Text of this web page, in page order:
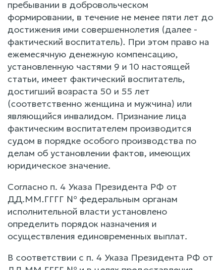
пребывании в добровольческом
формировании, в течение не менее пяти лет до
достижения ими совершеннолетия (далее -
фактический воспитатель). При этом право на
ежемесячную денежную компенсацию,
установленную частями 9 и 10 настоящей
статьи, имеет фактический воспитатель,
достигший возраста 50 и 55 лет
(соответственно женщина и мужчина) или
являющийся инвалидом. Признание лица
фактическим воспитателем производится
судом в порядке особого производства по
делам об установлении фактов, имеющих
юридическое значение.
Согласно п. 4 Указа Президента РФ от
ДД.ММ.ГГГГ № федеральным органам
исполнительной власти установлено
определить порядок назначения и
осуществления единовременных выплат.
В соответствии с п. 4 Указа Президента РФ от